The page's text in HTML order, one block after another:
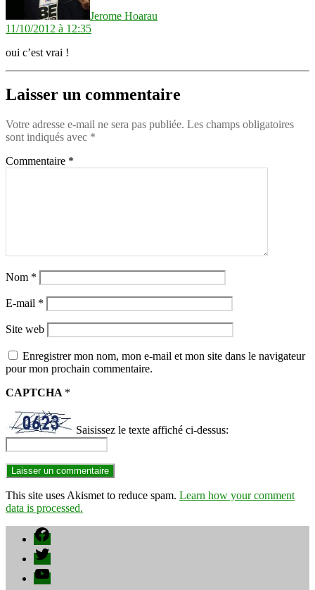
Jerome Hoarau
11/10/2012 à 12:35
oui c’est vrai !
Laisser un commentaire
Votre adresse e-mail ne sera pas publiée. Les champs obligatoires
sont indiqués avec *
Commentaire *
Nom *
E-mail *
Site web
Enregistrer mon nom, mon e-mail et mon site dans le navigateur
pour mon prochain commentaire.
CAPTCHA *
Saisissez le texte affiché ci-dessus:
This site uses Akismet to reduce spam. Learn how your comment
data is processed.
Facebook
Twitter
YouTube